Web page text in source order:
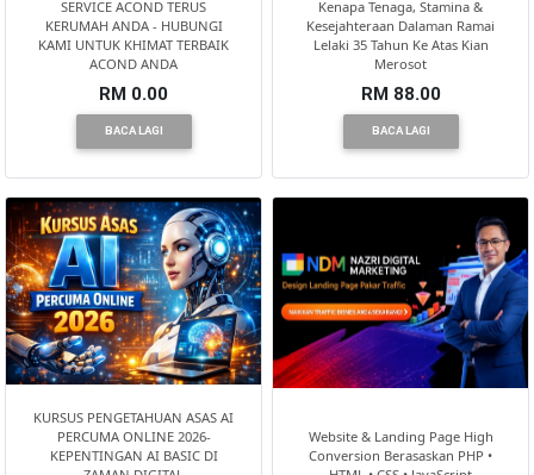
SERVICE ACOND TERUS
KERUMAH ANDA - HUBUNGI
KAMI UNTUK KHIMAT TERBAIK
ACOND ANDA
RM 0.00
BACA LAGI
Kenapa Tenaga, Stamina &
Kesejahteraan Dalaman Ramai
Lelaki 35 Tahun Ke Atas Kian
Merosot
RM 88.00
BACA LAGI
KURSUS PENGETAHUAN ASAS AI
PERCUMA ONLINE 2026-
KEPENTINGAN AI BASIC DI
Website & Landing Page High
Conversion Berasaskan PHP •